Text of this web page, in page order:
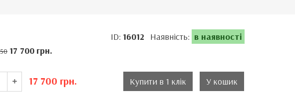
ID: 16012 Наявність: в наявності
17 700 грн.
17 700 грн. Купити в 1 клік У кошик